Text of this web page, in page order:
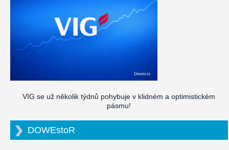
VIG se už několik týdnů pohybuje v klidném a optimistickém
pásmu!
DOWEstoR